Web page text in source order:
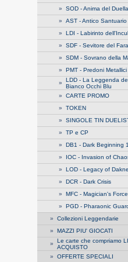
» SOD - Anima del
» AST - Antico Santuario
» LDI - Labirinto
» SDF - Sevitore del
» SDM - Sovrano della
» PMT - Predoni Metallici
» LDD - La Leggenda
Bianco Occhi Blu
» CARTE PROMO
» TOKEN
» SINGOLE TIN
» TP e CP
» DB1 - Dark Beginning 1
» IOC - Invasion of
» LOD - Legacy of
» DCR - Dark Crisis
» MFC - Magician's Force
» PGD - Pharaonic
» Collezioni Leggendarie
» MAZZI PIU' GIOCATI
» Le carte che compriamo
ACQUISTO
» OFFERTE SPECIALI